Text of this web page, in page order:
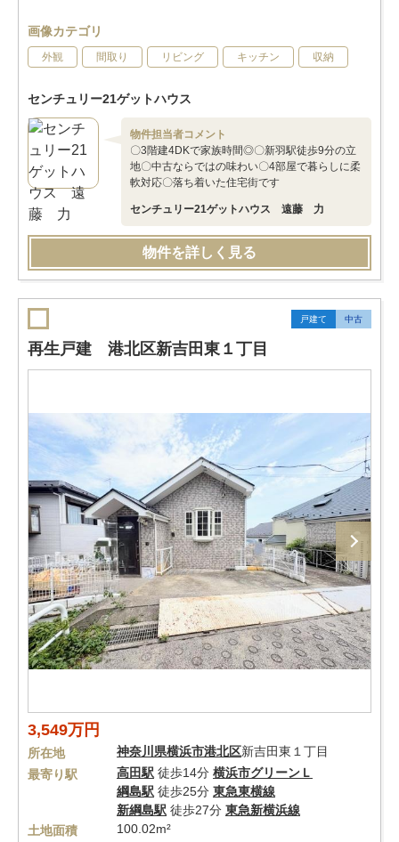
画像カテゴリ
外観 間取り リビング キッチン 収納
センチュリー21ゲットハウス
物件担当者コメント
〇3階建4DKで家族時間◎〇新羽駅徒歩9分の立
地〇中古ならではの味わい〇4部屋で暮らしに柔
軟対応〇落ち着いた住宅街です
センチュリー21ゲットハウス 遠藤 力
物件を詳しく見る
戸建て 中古
再生戸建 港北区新吉田東１丁目
3,549万円
所在地 神奈川県横浜市港北区新吉田東１丁目
最寄り駅
高田駅 徒歩14分 横浜市グリーンＬ
綱島駅 徒歩25分 東急東横線
新綱島駅 徒歩27分 東急新横浜線
土地面積
100.02m²